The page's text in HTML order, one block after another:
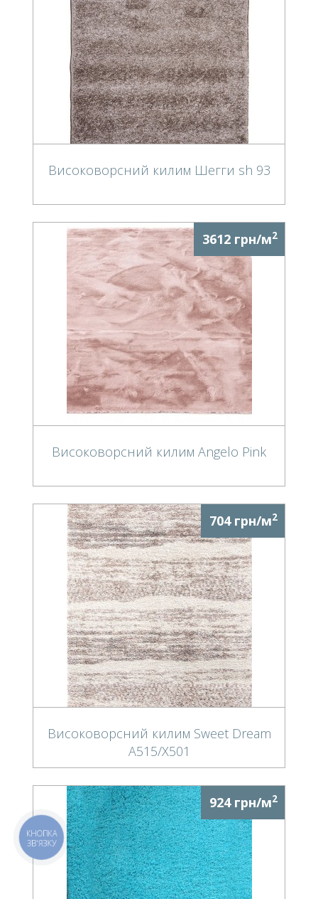
Високоворсний килим Шегги sh 93
3612 грн/м2
Високоворсний килим Angelo Pink
704 грн/м2
Високоворсний килим Sweet Dream
A515/X501
924 грн/м2
КНОПКА
ЗВ'ЯЗКУ